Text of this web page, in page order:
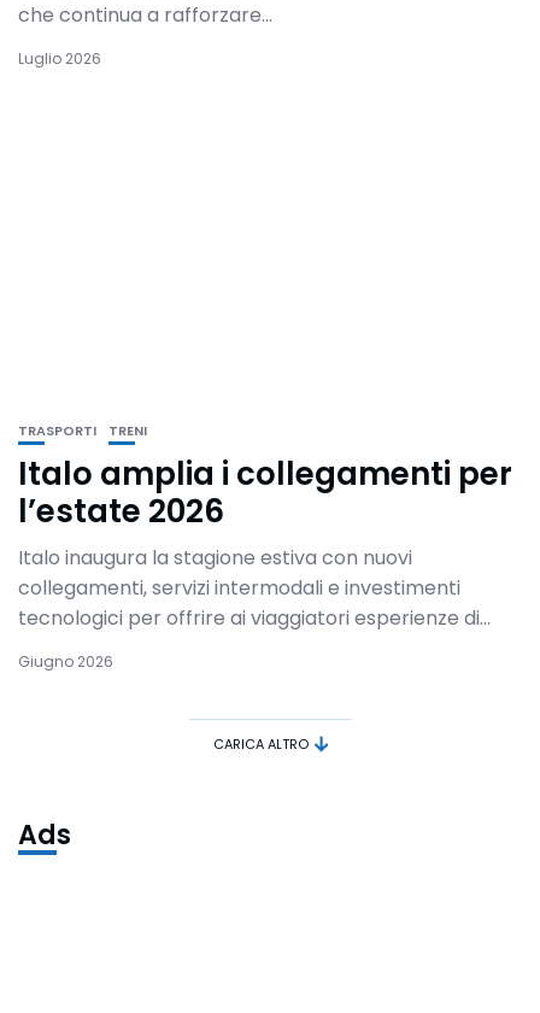
che continua a rafforzare...
Luglio 2026
TRASPORTI TRENI
Italo amplia i collegamenti per
l’estate 2026
Italo inaugura la stagione estiva con nuovi
collegamenti, servizi intermodali e investimenti
tecnologici per offrire ai viaggiatori esperienze di...
Giugno 2026
CARICA ALTRO
Ads